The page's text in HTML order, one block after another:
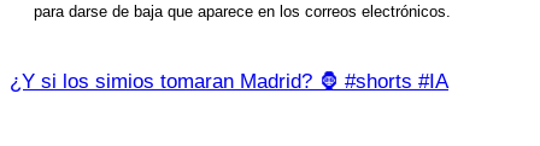
para darse de baja que aparece en los correos electrónicos.
¿Y si los simios tomaran Madrid? 🦍 #shorts #IA